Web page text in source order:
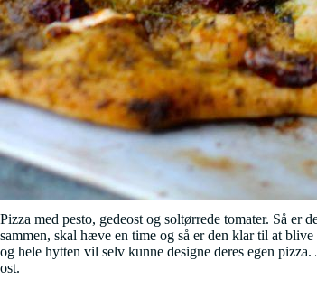
Pizza med pesto, gedeost og soltørrede tomater. Så
sammen, skal hæve en time og så er den klar til at
og hele hytten vil selv kunne designe deres egen
ost.